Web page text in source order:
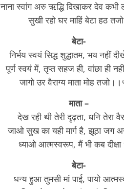
नाना स्वांग अरु ऋद्धि दिखाकर देव
सुखी रहो घर माहिं बेटा हठ
बेटा-
निर्भय स्वयं सिद्ध शुद्धातम, भय नहीं
पूर्ण स्वयं में, तृप्त सहज ही, वांछा ही
जागो उर वैराग्य माता मोह
माता –
देख रही थी तेरी दृढ़ता, धनि तेरा
जाओ सुख का यही मार्ग है, झूठा जग
ध्याओ आत्मस्वरूप, मैं भी कब
बेटा-
धन्य हुआ तुमसी मां पाई, पायो